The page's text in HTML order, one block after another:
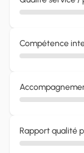
Compétence
Rapport qualité